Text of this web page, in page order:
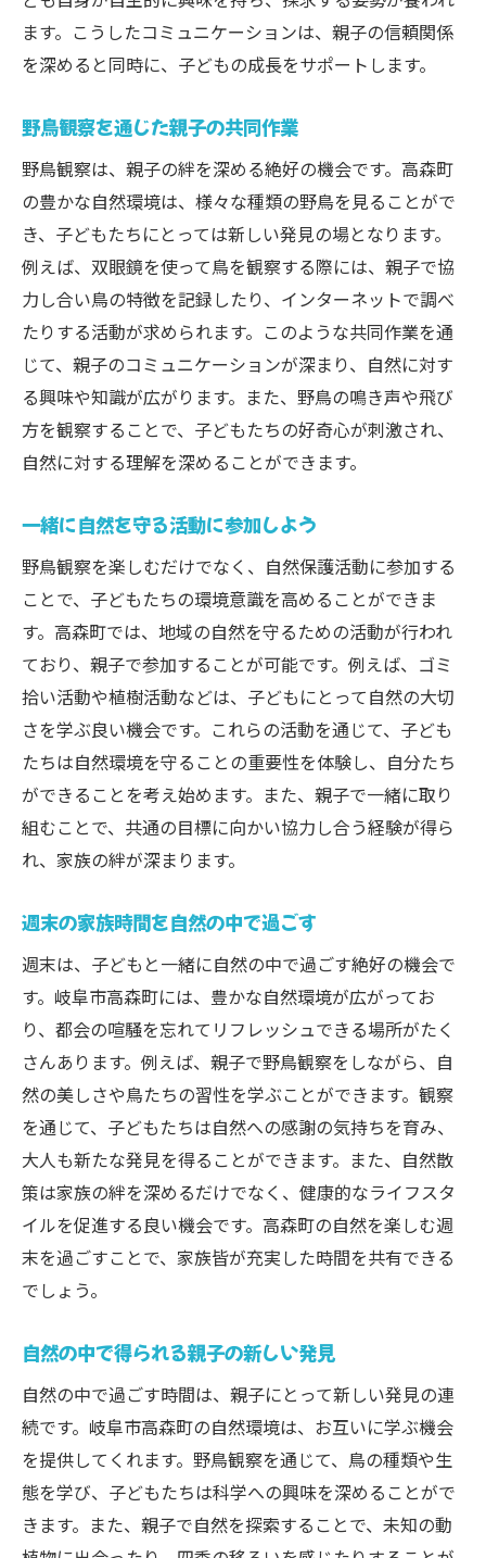
ます。こうしたコミュニケーションは、親子の信頼関係
を深めると同時に、子どもの成長をサポートします。
野鳥観察を通じた親子の共同作業
野鳥観察は、親子の絆を深める絶好の機会です。高森町
の豊かな自然環境は、様々な種類の野鳥を見ることがで
き、子どもたちにとっては新しい発見の場となります。
例えば、双眼鏡を使って鳥を観察する際には、親子で協
力し合い鳥の特徴を記録したり、インターネットで調べ
たりする活動が求められます。このような共同作業を通
じて、親子のコミュニケーションが深まり、自然に対す
る興味や知識が広がります。また、野鳥の鳴き声や飛び
方を観察することで、子どもたちの好奇心が刺激され、
自然に対する理解を深めることができます。
一緒に自然を守る活動に参加しよう
野鳥観察を楽しむだけでなく、自然保護活動に参加する
ことで、子どもたちの環境意識を高めることができま
す。高森町では、地域の自然を守るための活動が行われ
ており、親子で参加することが可能です。例えば、ゴミ
拾い活動や植樹活動などは、子どもにとって自然の大切
さを学ぶ良い機会です。これらの活動を通じて、子ども
たちは自然環境を守ることの重要性を体験し、自分たち
ができることを考え始めます。また、親子で一緒に取り
組むことで、共通の目標に向かい協力し合う経験が得ら
れ、家族の絆が深まります。
週末の家族時間を自然の中で過ごす
週末は、子どもと一緒に自然の中で過ごす絶好の機会で
す。岐阜市高森町には、豊かな自然環境が広がってお
り、都会の喧騒を忘れてリフレッシュできる場所がたく
さんあります。例えば、親子で野鳥観察をしながら、自
然の美しさや鳥たちの習性を学ぶことができます。観察
を通じて、子どもたちは自然への感謝の気持ちを育み、
大人も新たな発見を得ることができます。また、自然散
策は家族の絆を深めるだけでなく、健康的なライフスタ
イルを促進する良い機会です。高森町の自然を楽しむ週
末を過ごすことで、家族皆が充実した時間を共有できる
でしょう。
自然の中で得られる親子の新しい発見
自然の中で過ごす時間は、親子にとって新しい発見の連
続です。岐阜市高森町の自然環境は、お互いに学ぶ機会
を提供してくれます。野鳥観察を通じて、鳥の種類や生
態を学び、子どもたちは科学への興味を深めることがで
きます。また、親子で自然を探索することで、未知の動